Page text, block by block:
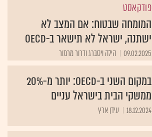
פודקאסט
המומחה שבטוח: אם המצב לא
ישתנה, ישראל לא תישאר ב-OECD
09.02.2025 הילה ויסברג ודרור מרמור
במקום השני ב-OECD: יותר מ-20%
ממשקי הבית בישראל עניים
18.12.2024 עידן ארץ